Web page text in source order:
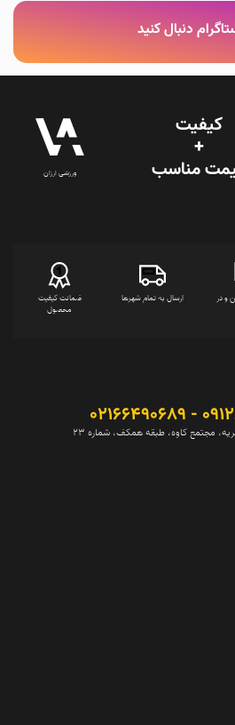
دنبال کنید
کیفیت
+
مناسب ورزشی ارزان
و در
ارسال به تمام شهرها
ضمانت کیفیت
محصول
مجتمع کاوه، طبقه همکف، شماره 23